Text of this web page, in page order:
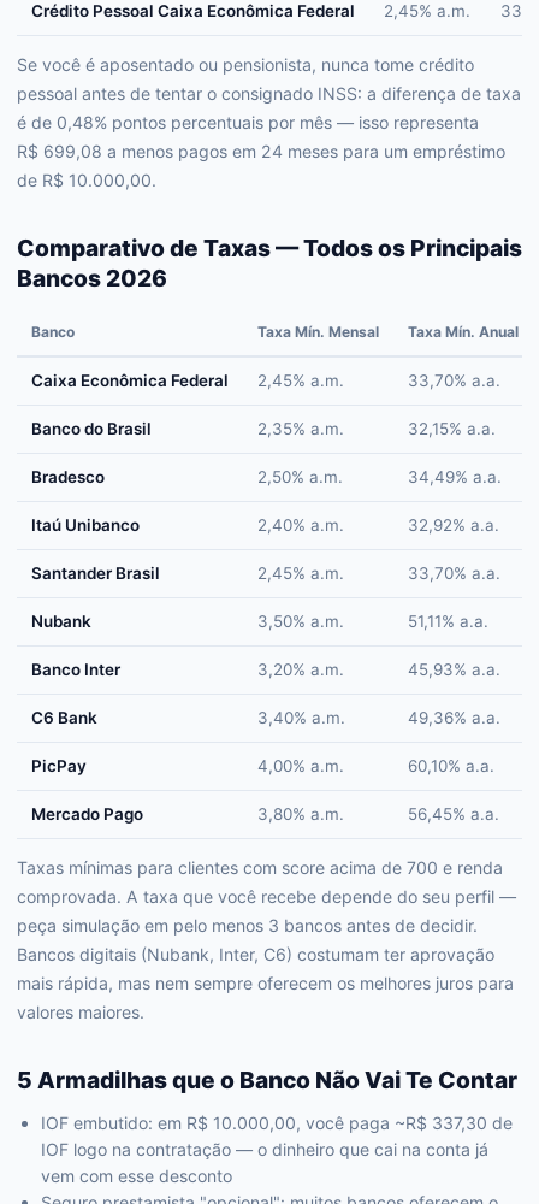
Crédito Pessoal Caixa Econômica Federal 2,45% a.m.
Se você é aposentado ou pensionista, nunca tome crédito
pessoal antes de tentar o consignado INSS: a diferença de taxa
é de 0,48% pontos percentuais por mês — isso representa
R$ 699,08 a menos pagos em 24 meses para um empréstimo
de R$ 10.000,00.
Comparativo de Taxas — Todos os Principais
Bancos 2026
Banco Taxa Mín. Mensal Taxa Mín. Anual
Caixa Econômica Federal 2,45% a.m. 33,70% a.a.
Banco do Brasil 2,35% a.m. 32,15% a.a.
Bradesco 2,50% a.m. 34,49% a.a.
Itaú Unibanco 2,40% a.m. 32,92% a.a.
Santander Brasil 2,45% a.m. 33,70% a.a.
Nubank 3,50% a.m. 51,11% a.a.
Banco Inter 3,20% a.m. 45,93% a.a.
C6 Bank 3,40% a.m. 49,36% a.a.
PicPay 4,00% a.m. 60,10% a.a.
Mercado Pago 3,80% a.m. 56,45% a.a.
Taxas mínimas para clientes com score acima de 700 e renda
comprovada. A taxa que você recebe depende do seu perfil —
peça simulação em pelo menos 3 bancos antes de decidir.
Bancos digitais (Nubank, Inter, C6) costumam ter aprovação
mais rápida, mas nem sempre oferecem os melhores juros para
valores maiores.
5 Armadilhas que o Banco Não Vai Te Contar
IOF embutido: em R$ 10.000,00, você paga ~R$ 337,30 de
IOF logo na contratação — o dinheiro que cai na conta já
vem com esse desconto